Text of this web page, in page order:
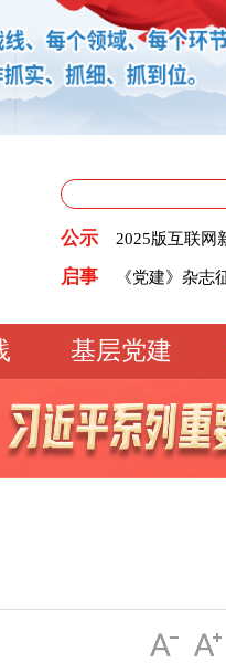
公示
关于版权和用
2025版互联网
关于版权和用
启事
《党建》杂志
党建网征稿启
《党建》杂志
基层党建
工作动态 经验
文化大观 专题库